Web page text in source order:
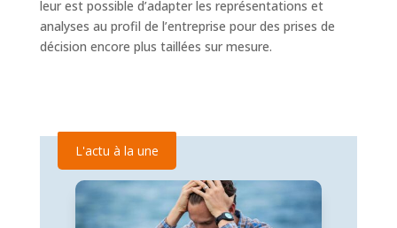
leur est possible d’adapter les représentations et
analyses au profil de l’entreprise pour des prises de
décision encore plus taillées sur mesure.